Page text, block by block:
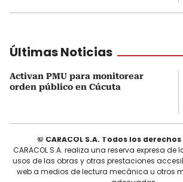
Últimas Noticias
Activan PMU para monitorear
orden público en Cúcuta
© CARACOL S.A. Todos los
CARACOL S.A. realiza una reserva expresa
usos de las obras y otras prestaciones
web a medios de lectura mecánica u otros